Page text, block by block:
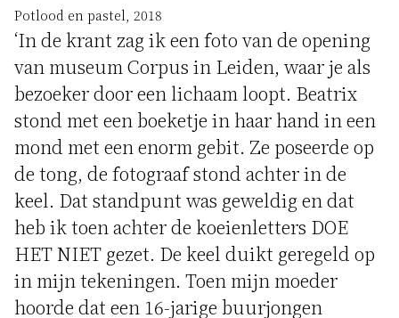
Potlood en pastel, 2018
‘In de krant zag ik een foto van de opening
van museum Corpus in Leiden, waar je als
bezoeker door een lichaam loopt. Beatrix
stond met een boeketje in haar hand in een
mond met een enorm gebit. Ze poseerde op
de tong, de fotograaf stond achter in de
keel. Dat standpunt was geweldig en dat
heb ik toen achter de koeienletters DOE
HET NIET gezet. De keel duikt geregeld op
in mijn tekeningen. Toen mijn moeder
hoorde dat een 16-jarige buurjongen